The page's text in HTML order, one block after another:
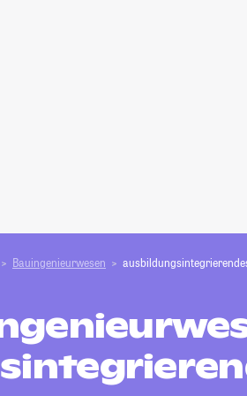
Bauingenieurwesen